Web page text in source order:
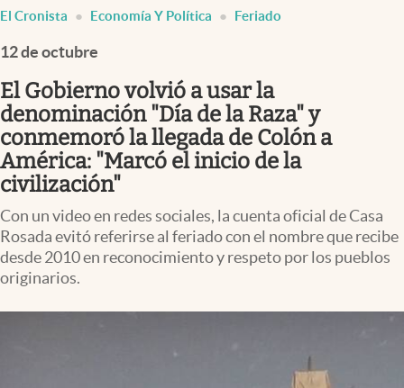
Finanzas y Mercados
Mercados Online
Negocios
Columnistas
Otras secciones
Apertura
Infotechnology
Clase
El Cronista Economía Y Política Feriado
12 de octubre
El Gobierno volvió a usar la
denominación "Día de la Raza" y
conmemoró la llegada de Colón a
América: "Marcó el inicio de la
civilización"
Con un video en redes sociales, la cuenta oficial de Casa
Rosada evitó referirse al feriado con el nombre que recibe
desde 2010 en reconocimiento y respeto por los pueblos
originarios.